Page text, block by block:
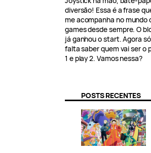
diversão! Essa é a frase
me acompanha no mundo
games desde sempre. O
já ganhou o start. Agora só
falta saber quem vai ser o
1 e play 2. Vamos nessa?
POSTS RECENTES